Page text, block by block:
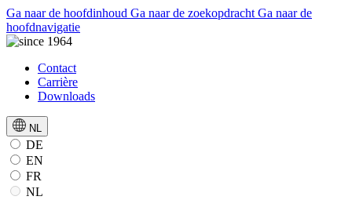
Ga naar de hoofdinhoud Ga naar de zoekopdracht Ga naar de
hoofdnavigatie
Contact
Carrière
Downloads
NL
DE
EN
FR
NL